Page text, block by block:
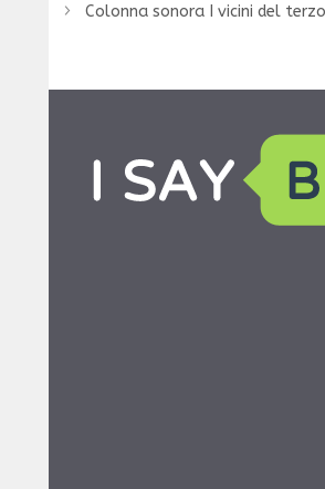
Colonna sonora I vicini del